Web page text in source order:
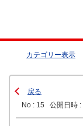
カテゴリー表示
戻る
No : 15
公開日時